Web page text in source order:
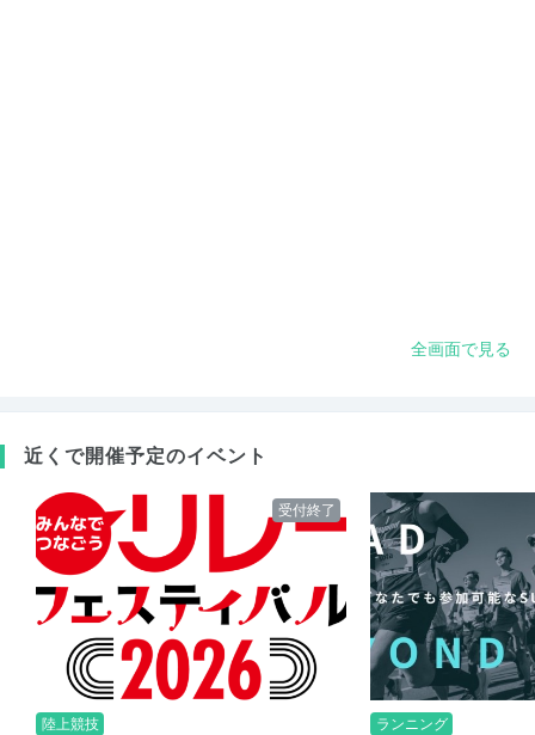
全画面で見る
近くで開催予定のイベント
受付終了
陸上競技
ランニング